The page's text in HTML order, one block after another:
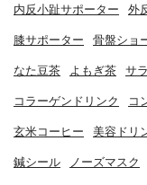
内反小趾サポーター 外
膝サポーター 骨盤ショ
なた豆茶 よもぎ茶 サ
コラーゲンドリンク コ
玄米コーヒー 美容ドリ
鍼シール ノーズマスク